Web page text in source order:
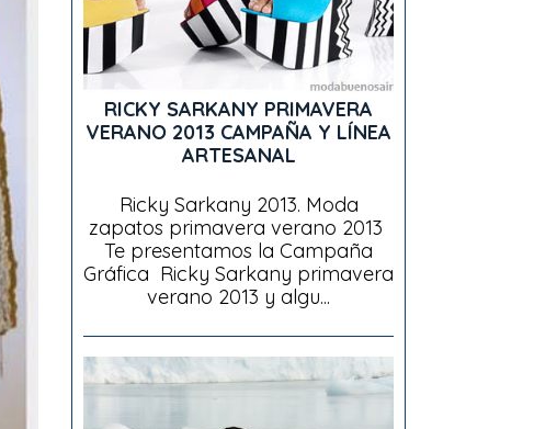
RICKY SARKANY PRIMAVERA
VERANO 2013 CAMPAÑA Y LÍNEA
ARTESANAL
Ricky Sarkany 2013. Moda
zapatos primavera verano 2013
Te presentamos la Campaña
Gráfica Ricky Sarkany primavera
verano 2013 y algu...